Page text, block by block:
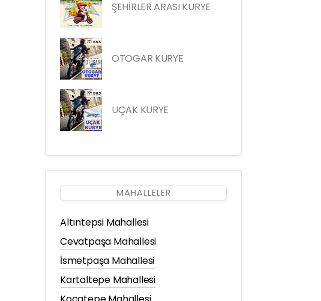
ŞEHİRLER ARASI KURYE
OTOGAR KURYE
UÇAK KURYE
MAHALLELER
Altıntepsi Mahallesi
Cevatpaşa Mahallesi
İsmetpaşa Mahallesi
Kartaltepe Mahallesi